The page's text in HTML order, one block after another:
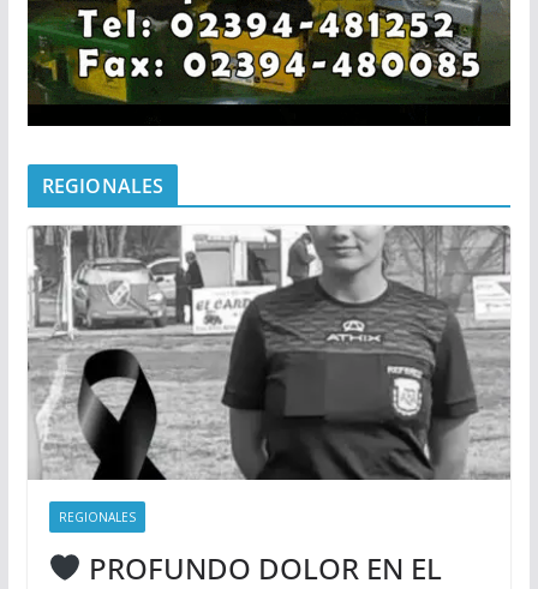
REGIONALES
REGIONALES
PROFUNDO DOLOR EN EL